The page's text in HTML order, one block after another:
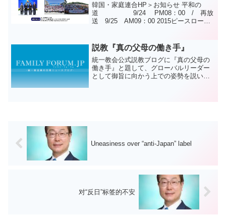
韓国・家庭連合HP＞お知らせ 平和の
道 9/24 PM08：00 / 再放
送 9/25 AM09：00 2015ピースロー
説教『真の父母の働き手』
統一教会公式説教ブログに『真の父母の
働き手』と題して、グローバルリーダー
として御旨に向かう上での姿勢を説いた
Uneasiness over “anti-Japan” label
对“反日”标签的不安